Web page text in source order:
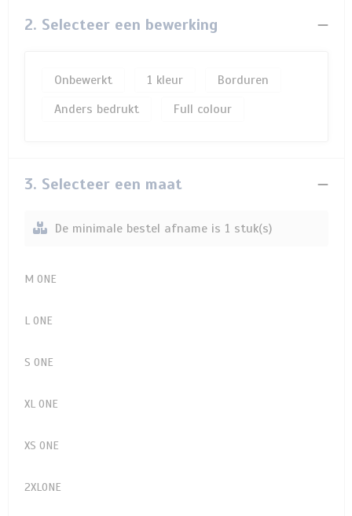
2. Selecteer een bewerking
Onbewerkt 1
Borduren
Anders bedrukt
Full colour
3. Selecteer een maat
De minimale bestel afname is 1 stuk(s)
M ONE
L ONE
S ONE
XL ONE
XS ONE
2XLONE